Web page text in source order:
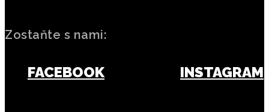
Zostaňte s nami:
FACEBOOK INSTAGRAM